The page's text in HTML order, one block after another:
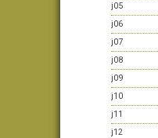
j05
j06
j07
j08
j09
j10
j11
j12